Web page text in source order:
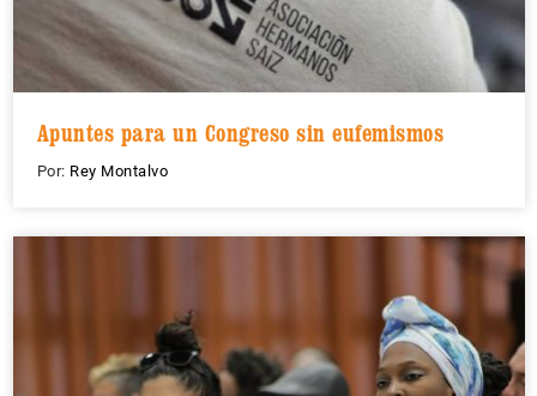
Apuntes para un Congreso sin eufemismos
Por: Rey Montalvo